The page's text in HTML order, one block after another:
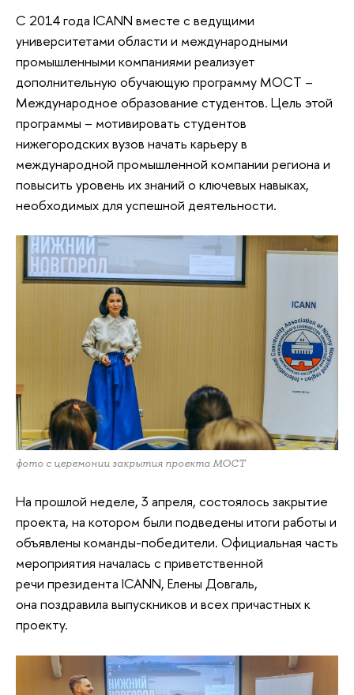
C 2014 года ICANN вместе с ведущими
университетами области и международными
промышленными компаниями реализует
дополнительную обучающую программу МОСТ –
Международное образование студентов. Цель этой
программы – мотивировать студентов
нижегородских вузов начать карьеру в
международной промышленной компании региона и
повысить уровень их знаний о ключевых навыках,
необходимых для успешной деятельности.
фото с церемонии закрытия проекта МОСТ
На прошлой неделе, 3 апреля, состоялось закрытие
проекта, на котором были подведены итоги работы и
объявлены команды-победители. Официальная часть
мероприятия началась с приветственной
речи президента ICANN, Елены Довгаль,
она поздравила выпускников и всех причастных к
проекту.